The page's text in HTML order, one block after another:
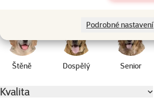
Podrobné nastavení
Štěně Dospělý Senior
Kvalita